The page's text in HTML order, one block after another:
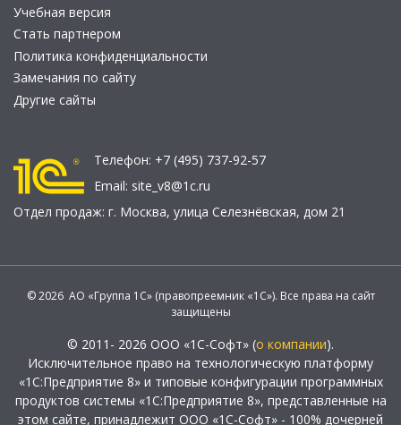
Учебная версия
Стать партнером
Политика конфиденциальности
Замечания по сайту
Другие сайты
Телефон: +7 (495) 737-92-57
Email: site_v8@1c.ru
Отдел продаж: г. Москва, улица Селезнёвская, дом 21
© 2026 АО «Группа 1С» (правопреемник «1С»). Все права на сайт
защищены
© 2011- 2026 ООО «1С-Софт» (о компании).
Исключительное право на технологическую платформу
«1С:Предприятие 8» и типовые конфигурации программных
продуктов системы «1С:Предприятие 8», представленные на
этом сайте, принадлежит ООО «1С-Софт» - 100% дочерней